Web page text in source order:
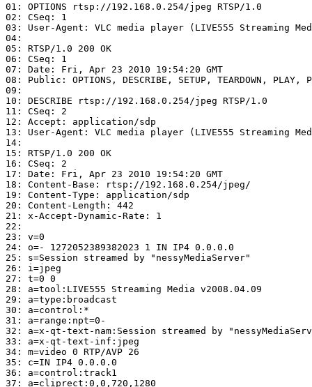
01: OPTIONS rtsp://192.168.0.254/jpeg RTSP/1.0
02: CSeq: 1
03: User-Agent: VLC media player (LIVE555 Streaming
04:
05: RTSP/1.0 200 OK
06: CSeq: 1
07: Date: Fri, Apr 23 2010 19:54:20 GMT
08: Public: OPTIONS, DESCRIBE, SETUP, TEARDOWN, PLAY,
09:
10: DESCRIBE rtsp://192.168.0.254/jpeg RTSP/1.0
11: CSeq: 2
12: Accept: application/sdp
13: User-Agent: VLC media player (LIVE555 Streaming
14:
15: RTSP/1.0 200 OK
16: CSeq: 2
17: Date: Fri, Apr 23 2010 19:54:20 GMT
18: Content-Base: rtsp://192.168.0.254/jpeg/
19: Content-Type: application/sdp
20: Content-Length: 442
21: x-Accept-Dynamic-Rate: 1
22:
23: v=0
24: o=- 1272052389382023 1 IN IP4 0.0.0.0
25: s=Session streamed by "nessyMediaServer"
26: i=jpeg
27: t=0 0
28: a=tool:LIVE555 Streaming Media v2008.04.09
29: a=type:broadcast
30: a=control:*
31: a=range:npt=0-
32: a=x-qt-text-nam:Session streamed by
33: a=x-qt-text-inf:jpeg
34: m=video 0 RTP/AVP 26
35: c=IN IP4 0.0.0.0
36: a=control:track1
37: a=cliprect:0,0,720,1280